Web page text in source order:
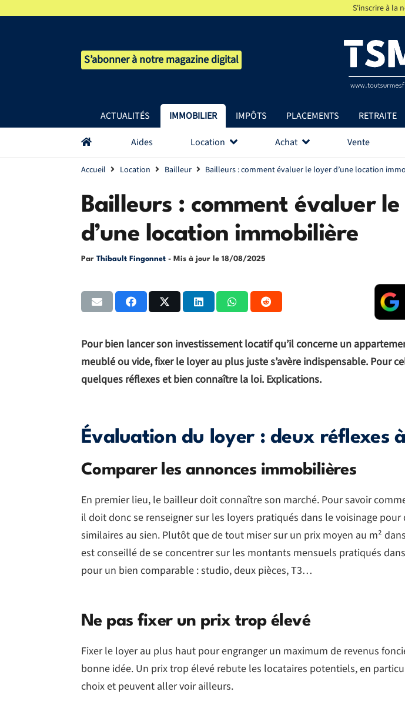
S'inscrire à la
S’abonner à notre magazine digital
ACTUALITÉS IMMOBILIER IMPÔTS PLACEMENTS RETRAITE
Aides Location Achat Vente
Accueil Location Bailleur Bailleurs : comment évaluer le loyer d’une location
Bailleurs : comment évaluer
d’une location immobilière
Par Thibault Fingonnet - Mis à jour le 18/08/2025
Pour bien lancer son investissement locatif qu’il concerne un
meublé ou vide, fixer le loyer au plus juste s’avère indispensable. Pour
quelques réflexes et bien connaître la loi. Explications.
Évaluation du loyer : deux réflexes
Comparer les annonces immobilières
En premier lieu, le bailleur doit connaître son marché. Pour savoir
il doit donc se renseigner sur les loyers pratiqués dans le voisinage pour
similaires au sien. Plutôt que de tout miser sur un prix moyen au m²
est conseillé de se concentrer sur les montants mensuels pratiqués
pour un bien comparable : studio, deux pièces, T3…
Ne pas fixer un prix trop élevé
Fixer le loyer au plus haut pour engranger un maximum de revenus
bonne idée. Un prix trop élevé rebute les locataires potentiels, en
choix et peuvent aller voir ailleurs.